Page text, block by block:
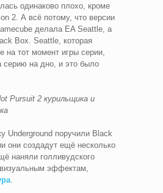
одинаково плохо, кроме
2. А всё потому, что версии
делала EA Seattle, а
Box. Seattle, которая
на тот момент игры серии,
серию на дно, и это было
Pursuit 2 курильщика и
Underground поручили Black
они создадут ещё несколько
наняли голливудского
эффектам,